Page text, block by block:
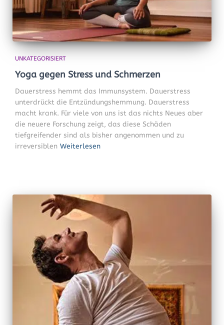
UNKATEGORISIERT
Yoga gegen Stress und Schmerzen
Dauerstress hemmt das Immunsystem. Dauerstress
unterdrückt die Entzündungshemmung. Dauerstress
macht krank. Für viele von uns ist das nichts Neues aber
die neuere Forschung zeigt, das diese Schäden
tiefgreifender sind als bisher angenommen und zu
irreversiblen Weiterlesen